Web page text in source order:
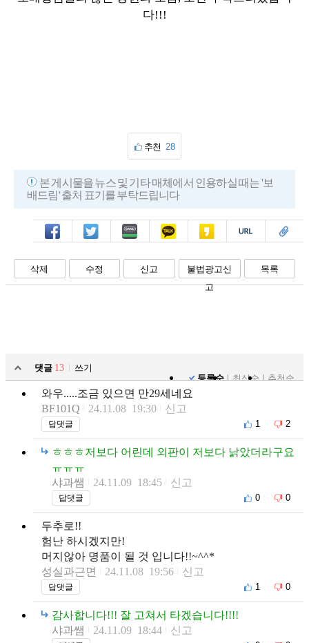
다!!!
추천 28
본 게시물을 뉴스 및 기타 매체에서 인용하실 때는 '보
배드림' 출처 표기를 부탁드립니다
페북 트윗 밴드 카톡 카스 복사 스크랩
삭제 수정 신고
불법광고신
고
목록
댓글 13
쓰기
등록순
최신순 추천순
와우.....조금 있으면 만29세네요
BF101Q
24.11.08 19:30 신고
답댓글 1 2
ㅎㅎㅎ저보다 어린데 외판이 저보다 낡았더라구요
ㅠㅠㅠ
샤과쌤
24.11.09 18:45 신고
답댓글 0 0
두추로!!
험난 하시겠지만!
머지않아 명품이 될 것 입니다!!~^^*
성실과근면
24.11.08 19:56 신고
답댓글 1 0
감사합니다!!! 잘 고쳐서 타겠습니다!!!!
샤과쌤
24.11.09 18:44 신고